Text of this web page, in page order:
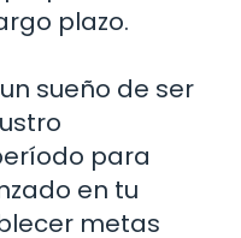
plazo.
sueño de ser
para
en tu
metas